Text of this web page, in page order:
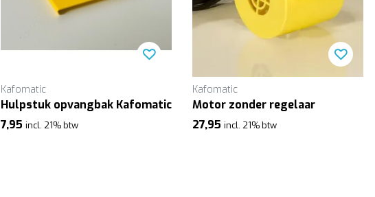
Kafomatic
Hulpstuk opvangbak Kafomatic
7,95 incl. 21% btw
Kafomatic
Motor zonder regelaar
27,95 incl. 21% btw